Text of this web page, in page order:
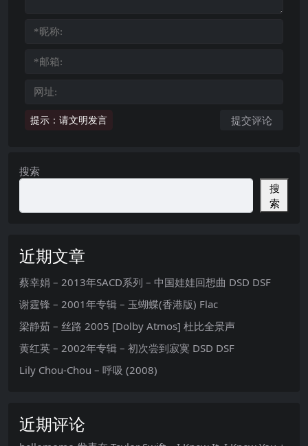
提示：请文明发言
搜索
搜
索
近期文章
蔡幸娟 – 2013年SACD系列 – 中国娃娃回想曲 DSD DSF
谢霆锋 – 2001年专辑 – 玉蝴蝶(香港版) Flac
梁静茹 – 丝路 2005 [Dolby Atmos] 杜比全景声
黄红英 – 2002年专辑 – 初次尝到寂寞 DSD DSF
Lily Chou-Chou – 呼吸 (2008)
近期评论